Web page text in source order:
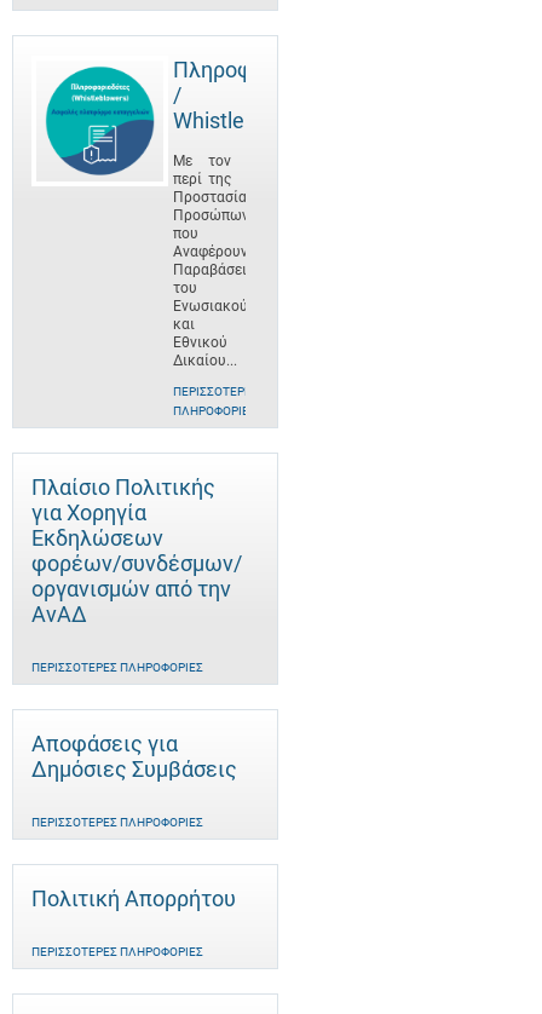
Πληροφοριοδότες
/
Whistleblowers
Με τον
περί της
Προστασίας
Προσώπων
που
Αναφέρουν
Παραβάσεις
του
Ενωσιακού
και
Εθνικού
Δικαίου...
ΠΕΡΙΣΣΌΤΕΡΕΣ
ΠΛΗΡΟΦΟΡΊΕΣ
Πλαίσιο Πολιτικής
για Χορηγία
Εκδηλώσεων
φορέων/συνδέσμων/
οργανισμών από την
ΑνΑΔ
ΠΕΡΙΣΣΌΤΕΡΕΣ ΠΛΗΡΟΦΟΡΊΕΣ
Αποφάσεις για
Δημόσιες Συμβάσεις
ΠΕΡΙΣΣΌΤΕΡΕΣ ΠΛΗΡΟΦΟΡΊΕΣ
Πολιτική Απορρήτου
ΠΕΡΙΣΣΌΤΕΡΕΣ ΠΛΗΡΟΦΟΡΊΕΣ